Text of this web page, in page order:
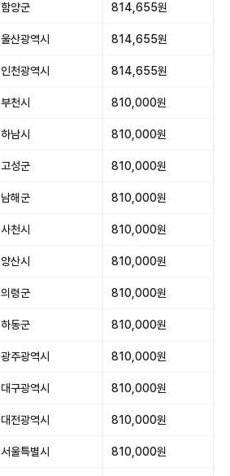
함양군 814,655원
울산광역시 814,655원
인천광역시 814,655원
부천시 810,000원
하남시 810,000원
고성군 810,000원
남해군 810,000원
사천시 810,000원
양산시 810,000원
의령군 810,000원
하동군 810,000원
광주광역시 810,000원
대구광역시 810,000원
대전광역시 810,000원
서울특별시 810,000원